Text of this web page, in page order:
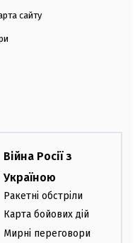
сайту
Війна Росії з
Україною
Ракетні обстріли
Карта бойових дій
Мирні переговори